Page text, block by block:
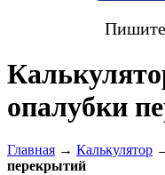
Пишите
опалубки
Главная → Калькулятор
перекрытий